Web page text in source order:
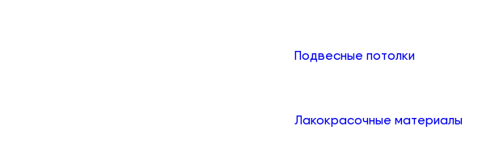
Подвесные потолки
Лакокрасочные материалы